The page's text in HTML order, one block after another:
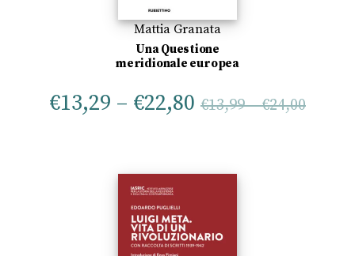
Mattia Granata
Una Questione
meridionale europea
€13,29 – €22,80 €13,99–€24,00